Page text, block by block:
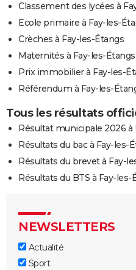
Classement des lycées à
Ecole primaire à Fay-les-
Crèches à Fay-les-Étangs
Maternités à Fay-les-Étangs
Prix immobilier à Fay-les-
Référendum à Fay-les-
Tous les résultats
Résultat municipale 2026 à
Résultats du bac à Fay-les-
Résultats du brevet à Fay-
Résultats du BTS à Fay-les-
NEWSLETTERS
Actualité
Sport